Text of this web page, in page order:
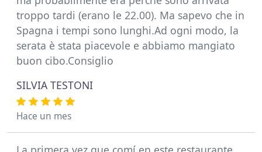
troppo tardi (erano le 22.00). Ma sapevo che in
Spagna i tempi sono lunghi.Ad ogni modo, la
serata è stata piacevole e abbiamo mangiato
buon cibo.Consiglio
SILVIA TESTONI
Hace un mes